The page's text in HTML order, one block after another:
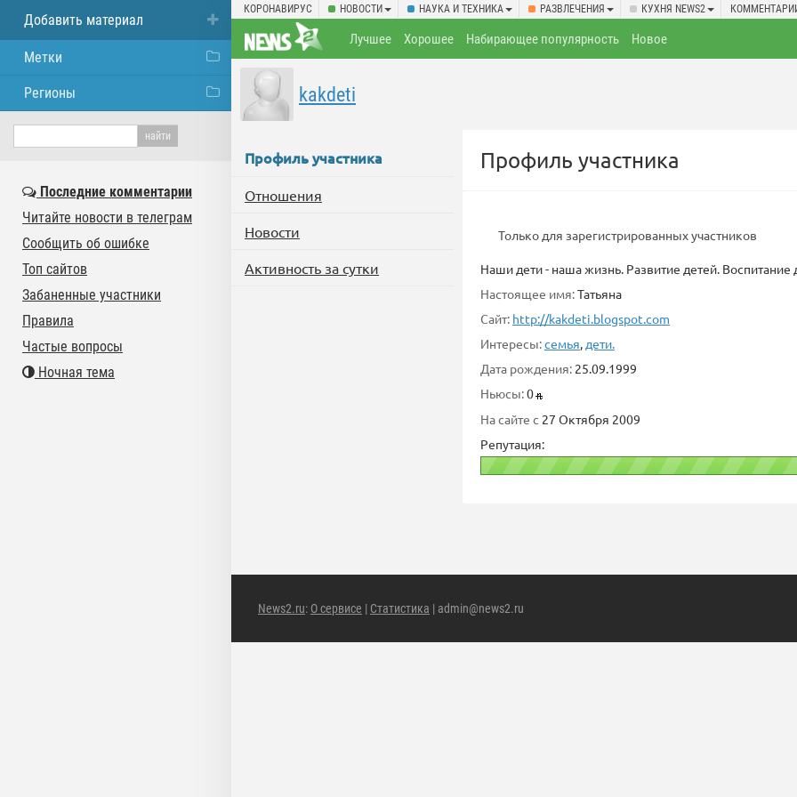
КОРОНАВИРУС НОВОСТИ НАУКА И ТЕХНИКА РАЗВЛЕЧЕНИЯ КУХНЯ NEWS2
Лучшее Хорошее Набирающее популярность Новое
kakdeti
Профиль участника
Отношения
Новости
Активность за сутки
Профиль участника
Только для зарегистрированных участников
Наши дети - наша жизнь. Развитие детей.
Настоящее имя:Татьяна
Сайт: http://kakdeti.blogspot.com
Интересы:семья, дети.
Дата рождения: 25.09.1999
Ньюсы:0
На сайте с 27 Октября 2009
Репутация:
News2.ru: О сервисе | Статистика | admin@news2.ru
Добавить материал
Метки
Регионы
Последние комментарии
Читайте новости в телеграм
Сообщить об ошибке
Топ сайтов
Забаненные участники
Правила
Частые вопросы
Ночная тема